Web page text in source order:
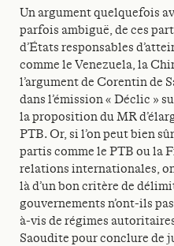
Un argument quelquefois
parfois ambiguë, de ces
d’États responsables
comme le Venezuela, la
l’argument de Corentin de
dans l’émission « Déclic »
la proposition du MR
PTB. Or, si l’on peut bien
partis comme le PTB ou la
relations internationales, on
là d’un bon critère de
gouvernements n’ont-ils
à-vis de régimes
Saoudite pour conclure de